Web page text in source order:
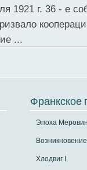
1921 г. 36 - е
...
Франкское
Эпоха
Хлодвиг I